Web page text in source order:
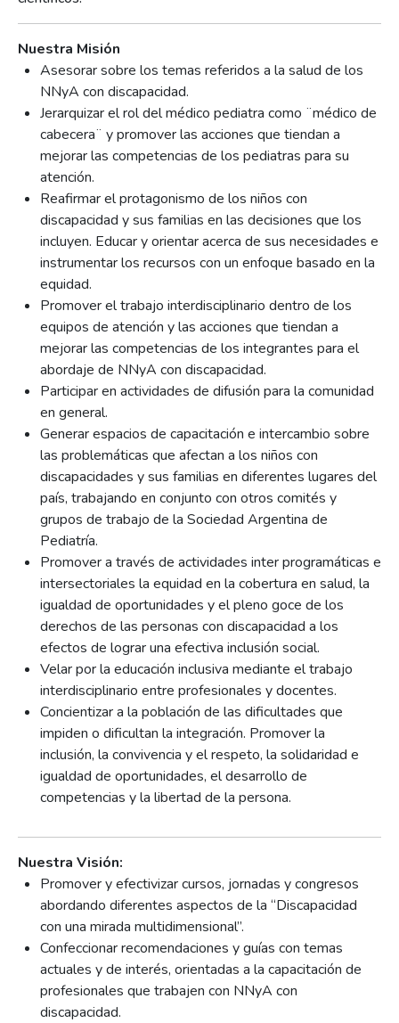
Nuestra Misión
Asesorar sobre los temas referidos a la salud de los
NNyA con discapacidad.
Jerarquizar el rol del médico pediatra como ¨médico de
cabecera¨ y promover las acciones que tiendan a
mejorar las competencias de los pediatras para su
atención.
Reafirmar el protagonismo de los niños con
discapacidad y sus familias en las decisiones que los
incluyen. Educar y orientar acerca de sus necesidades e
instrumentar los recursos con un enfoque basado en la
equidad.
Promover el trabajo interdisciplinario dentro de los
equipos de atención y las acciones que tiendan a
mejorar las competencias de los integrantes para el
abordaje de NNyA con discapacidad.
Participar en actividades de difusión para la comunidad
en general.
Generar espacios de capacitación e intercambio sobre
las problemáticas que afectan a los niños con
discapacidades y sus familias en diferentes lugares del
país, trabajando en conjunto con otros comités y
grupos de trabajo de la Sociedad Argentina de
Pediatría.
Promover a través de actividades inter programáticas e
intersectoriales la equidad en la cobertura en salud, la
igualdad de oportunidades y el pleno goce de los
derechos de las personas con discapacidad a los
efectos de lograr una efectiva inclusión social.
Velar por la educación inclusiva mediante el trabajo
interdisciplinario entre profesionales y docentes.
Concientizar a la población de las dificultades que
impiden o dificultan la integración. Promover la
inclusión, la convivencia y el respeto, la solidaridad e
igualdad de oportunidades, el desarrollo de
competencias y la libertad de la persona.
Nuestra Visión:
Promover y efectivizar cursos, jornadas y congresos
abordando diferentes aspectos de la “Discapacidad
con una mirada multidimensional”.
Confeccionar recomendaciones y guías con temas
actuales y de interés, orientadas a la capacitación de
profesionales que trabajen con NNyA con
discapacidad.